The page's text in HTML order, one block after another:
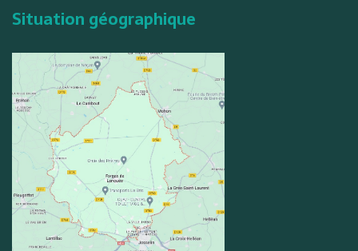
Situation géographique